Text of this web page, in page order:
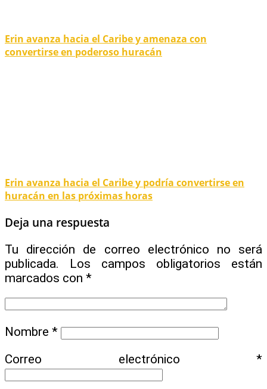
Erin avanza hacia el Caribe y amenaza con
convertirse en poderoso huracán
Erin avanza hacia el Caribe y podría convertirse en
huracán en las próximas horas
Deja una respuesta
Tu dirección de correo electrónico no será
publicada.
Los campos obligatorios están
marcados con *
Nombre *
Correo electrónico *